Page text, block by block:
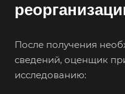
После получения
сведений, оценщик
исследованию: